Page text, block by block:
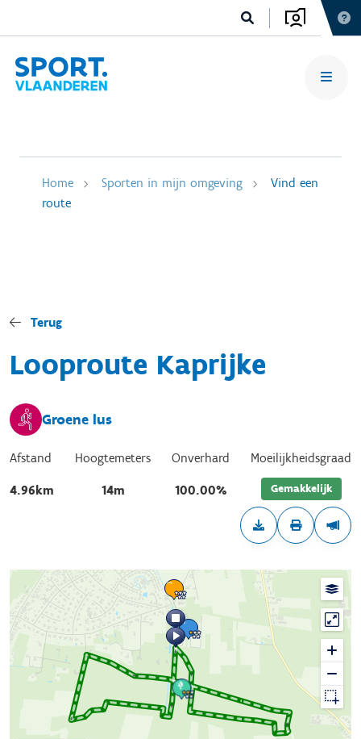
Home Sporten in mijn omgeving
Vind een
route
Terug
Looproute Kaprijke
Groene lus
Afstand
4.96km
Hoogtemeters
14m
Onverhard
100.00%
Moeilijkheidsgraad
Gemakkelijk